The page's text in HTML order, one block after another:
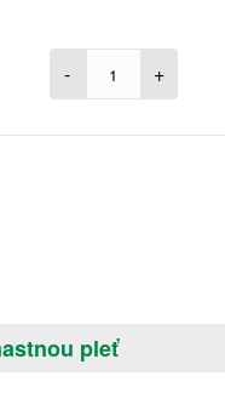
- +
pleť